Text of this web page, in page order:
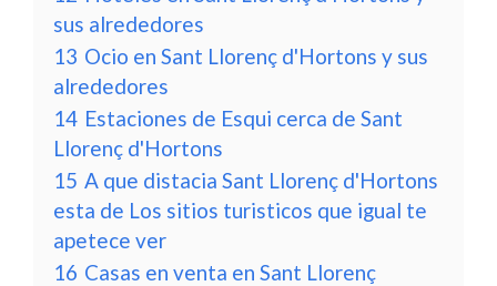
sus alrededores
13 Ocio en Sant Llorenç d'Hortons y sus
alrededores
14 Estaciones de Esqui cerca de Sant
Llorenç d'Hortons
15 A que distacia Sant Llorenç d'Hortons
esta de Los sitios turisticos que igual te
apetece ver
16 Casas en venta en Sant Llorenç